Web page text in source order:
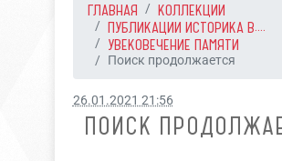
ГЛАВНАЯ
КОЛЛЕКЦИИ
ПУБЛИКАЦИИ ИСТОРИКА В....
УВЕКОВЕЧЕНИЕ ПАМЯТИ
Поиск продолжается
26.01.2021 21:56
ПОИСК